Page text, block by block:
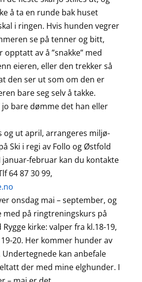
å ta en runde bak huset
i ringen. Hvis hunden vegrer
se på tenner og bitt,
opptatt av å ”snakke” med
eieren, eller den trekker så
den ser ut som om den er
bare seg selv å takke.
bare dømme det han eller
og ut april, arrangeres miljø-
Ski i regi av Follo og Østfold
januar-februar kan du kontakte
64 87 30 99,
onsdag mai – september, og
på ringtreningskurs på
kirke: valper fra kl.18-19,
20. Her kommer hunder av
Undertegnede kan anbefale
der med mine elghunder. I